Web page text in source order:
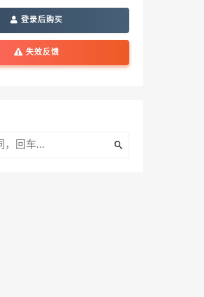
登录后购买
失效反馈